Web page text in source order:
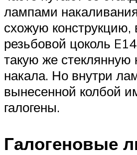
лампами
схожую конструкцию,
резьбовой цоколь
такую же стеклянную
накала. Но внутри
вынесенной колбой
галогены.
Галогеновые